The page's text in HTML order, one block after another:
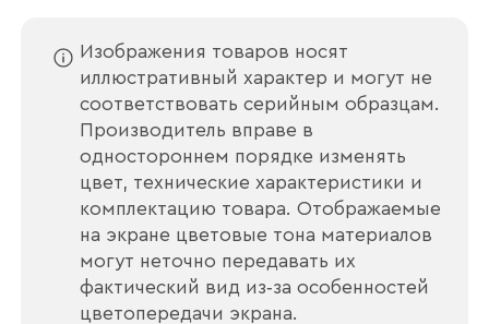
Изображения товаров носят
иллюстративный характер и могут не
соответствовать серийным образцам.
Производитель вправе в
одностороннем порядке изменять
цвет, технические характеристики и
комплектацию товара. Отображаемые
на экране цветовые тона материалов
могут неточно передавать их
фактический вид из‑за особенностей
цветопередачи экрана.
Ваше имя